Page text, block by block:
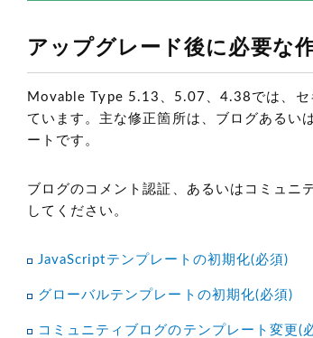
アップグレード後に必要な
Movable Type 5.13、5.07、4.38では、セ
ています。主な修正箇所は、ブログあるい
ートです。
ブログのコメント認証、あるいはコミュニ
してください。
JavaScriptテンプレートの初期化(必須)
グローバルテンプレートの初期化(必須)
コミュニティブログのテンプレート変更(